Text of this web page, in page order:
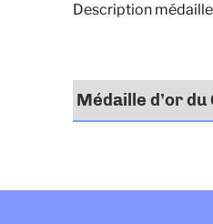
Description médaille